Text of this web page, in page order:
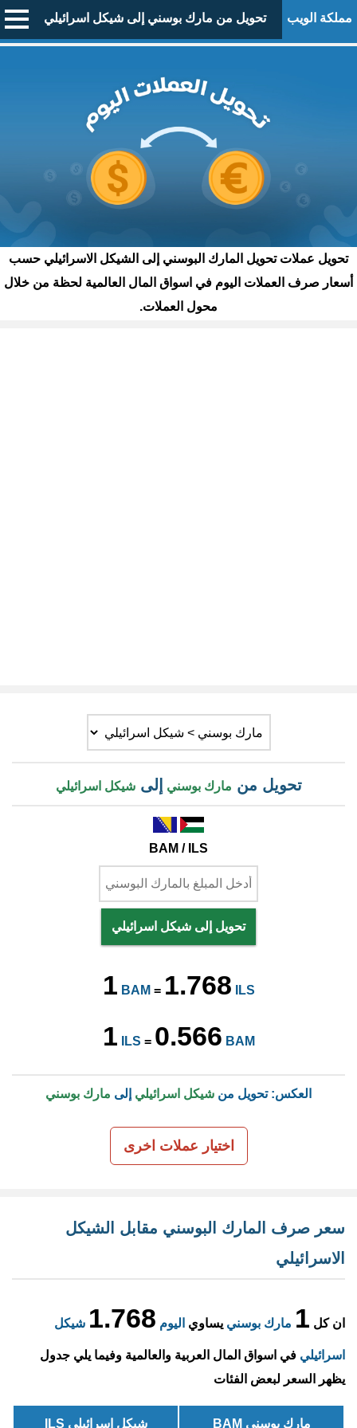
مملكة الويب تحويل من مارك بوسني إلى شيكل اسرائيلي
تحويل عملات تحويل المارك البوسني إلى الشيكل الاسرائيلي حسب
أسعار صرف العملات اليوم في اسواق المال العالمية لحظة من خلال
محول العملات.
تحويل من مارك بوسني إلىشيكل اسرائيلي
BAM / ILS
تحويل إلى شيكل اسرائيلي
1 BAM = 1.768 ILS
1 ILS = 0.566 BAM
العكس: تحويل من شيكل اسرائيلي إلى مارك بوسني
اختيار عملات اخرى
سعر صرف المارك البوسني مقابل الشيكل
الاسرائيلي
ان كل 1 مارك بوسني يساوي اليوم 1.768 شيكل
اسرائيلي في اسواق المال العربية والعالمية وفيما يلي جدول
يظهر السعر لبعض الفئات
مارك بوسني BAM شيكل اسرائيلي ILS